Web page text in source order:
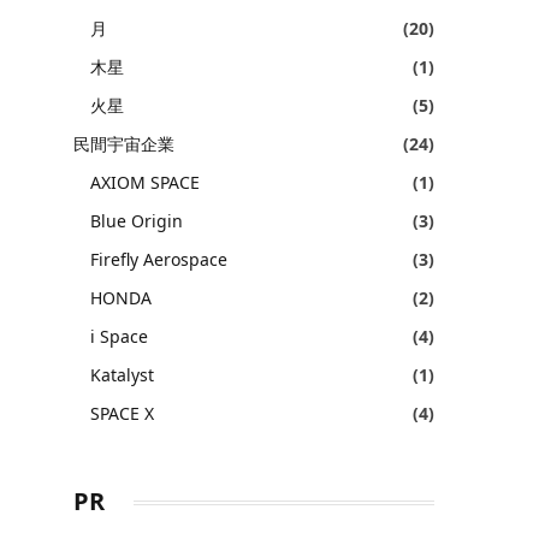
月
(20)
木星
(1)
火星
(5)
民間宇宙企業
(24)
AXIOM SPACE
(1)
Blue Origin
(3)
Firefly Aerospace
(3)
HONDA
(2)
i Space
(4)
Katalyst
(1)
SPACE X
(4)
PR